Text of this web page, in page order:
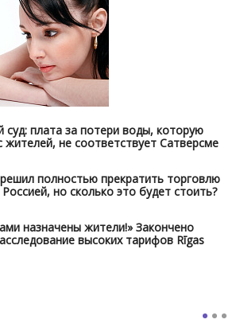
суд: плата за потери воды, которую
жителей, не соответствует Сатверсме
полностью прекратить торговлю
но сколько это будет стоить?
назначены жители!» Закончено
высоких тарифов Rīgas